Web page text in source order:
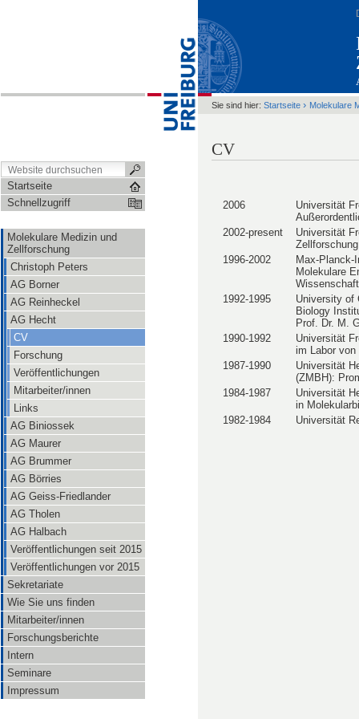
Startseite
Schnellzugriff
Molekulare Medizin und
Zellforschung
Christoph Peters
AG Borner
AG Reinheckel
AG Hecht
CV
Forschung
Veröffentlichungen
Mitarbeiter/innen
Links
AG Biniossek
AG Maurer
AG Brummer
AG Börries
AG Geiss-Friedlander
AG Tholen
AG Halbach
Veröffentlichungen seit 2015
Veröffentlichungen vor 2015
Sekretariate
Wie Sie uns finden
Mitarbeiter/innen
Forschungsberichte
Intern
Seminare
Impressum
Sie sind hier: Startseite › Molekulare
CV
2006
Universität
2002-present
Universität
1996-2002
Max-Planck-
Molekulare
1992-1995
University of
Biology
Prof. Dr. M.
1990-1992
Universität
im Labor
1987-1990
Universität
(ZMBH):
1984-1987
Universität
in
1982-1984
Universität